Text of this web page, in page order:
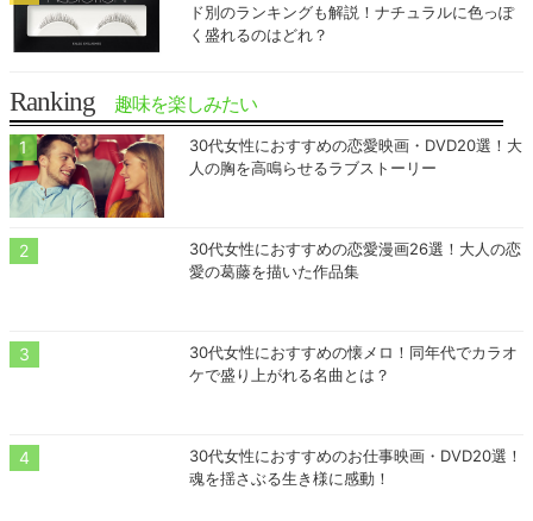
ド別のランキングも解説！ナチュラルに色っぽ
く盛れるのはどれ？
Ranking 趣味を楽しみたい
30代女性におすすめの恋愛映画・DVD20選！大
人の胸を高鳴らせるラブストーリー
30代女性におすすめの恋愛漫画26選！大人の恋
愛の葛藤を描いた作品集
30代女性におすすめの懐メロ！同年代でカラオ
ケで盛り上がれる名曲とは？
30代女性におすすめのお仕事映画・DVD20選！
魂を揺さぶる生き様に感動！